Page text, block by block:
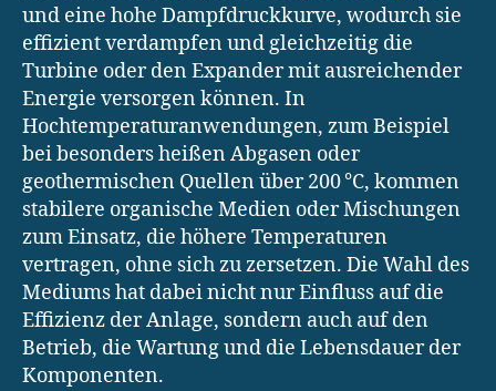
und eine hohe Dampfdruckkurve, wodurch sie
effizient verdampfen und gleichzeitig die
Turbine oder den Expander mit ausreichender
Energie versorgen können. In
Hochtemperaturanwendungen, zum Beispiel
bei besonders heißen Abgasen oder
geothermischen Quellen über 200 °C, kommen
stabilere organische Medien oder Mischungen
zum Einsatz, die höhere Temperaturen
vertragen, ohne sich zu zersetzen. Die Wahl des
Mediums hat dabei nicht nur Einfluss auf die
Effizienz der Anlage, sondern auch auf den
Betrieb, die Wartung und die Lebensdauer der
Komponenten.